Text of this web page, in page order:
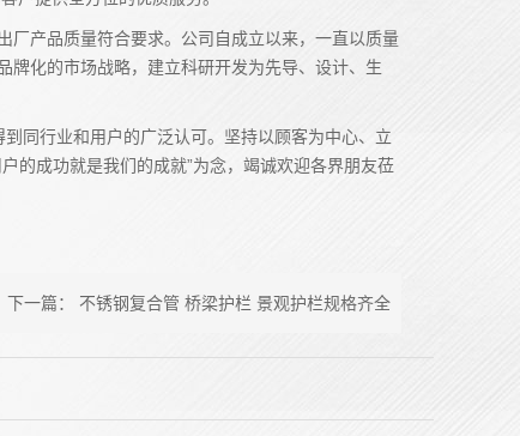
产品质量符合要求。公司自成立以来，一直以质量
牌化的市场战略，建立科研开发为先导、设计、生
同行业和用户的广泛认可。坚持以顾客为中心、立
的成功就是我们的成就”为念，竭诚欢迎各界朋友莅
下一篇： 不锈钢复合管 桥梁护栏 景观护栏规格齐全